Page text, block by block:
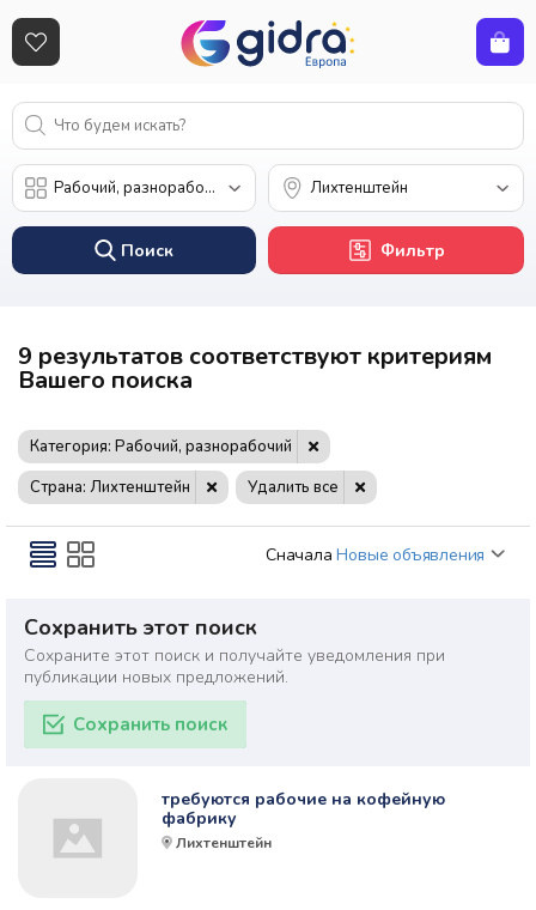
Поиск Фильтр
9 результатов соответствуют критериям
Вашего поиска
Категория: Рабочий, разнорабочий
Страна: Лихтенштейн
Удалить все
Сначала Новые объявления
Сохранить этот поиск
Сохраните этот поиск и получайте уведомления при
публикации новых предложений.
Сохранить поиск
требуются рабочие на кофейную
фабрику
Лихтенштейн